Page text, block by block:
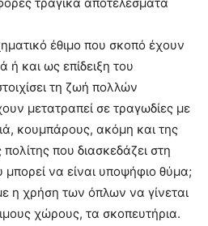
τραγικά αποτελέσματα
έθιμο που σκοπό έχουν
και ως επίδειξη του
τη ζωή πολλών
μετατραπεί σε τραγωδίες με
κουμπάρους, ακόμη και της
που διασκεδάζει στη
να είναι υποψήφιο θύμα;
η χρήση των όπλων να γίνεται
χώρους, τα σκοπευτήρια.